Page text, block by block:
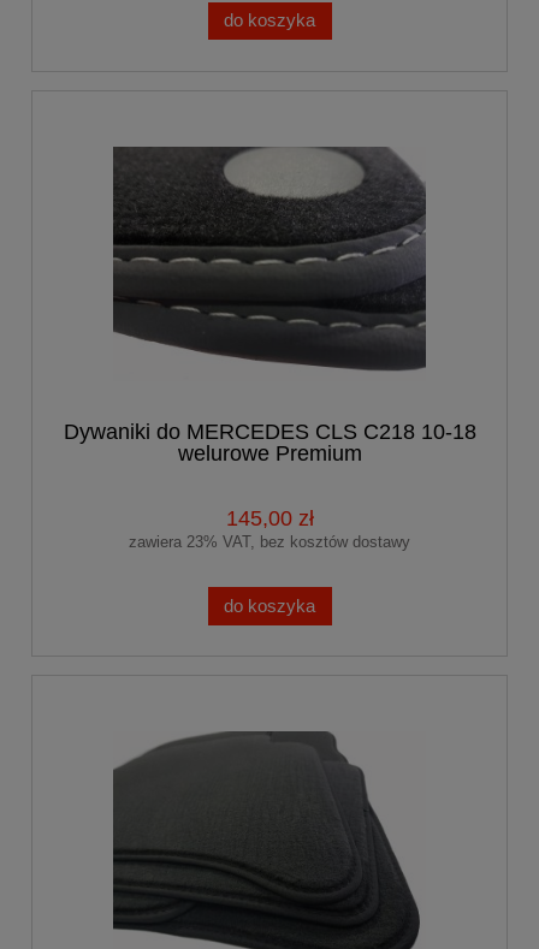
do koszyka
Dywaniki do MERCEDES CLS C218 10-18
welurowe Premium
145,00 zł
zawiera 23% VAT, bez kosztów dostawy
do koszyka